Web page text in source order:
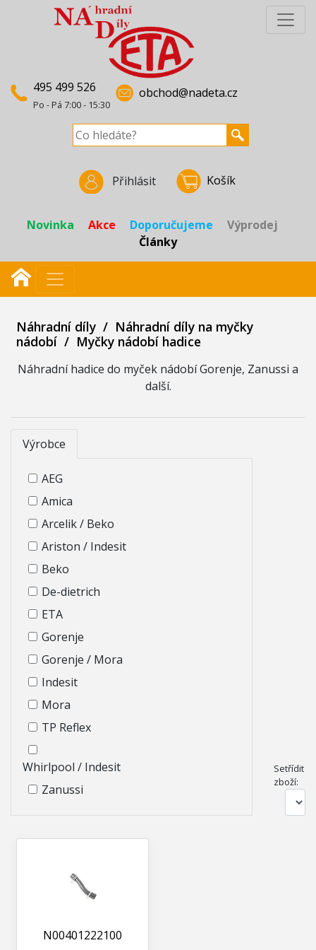
495 499 526
Po - Pá 7:00 - 15:30
obchod@nadeta.cz
Přihlásit Košík
Novinka Akce Doporučujeme
Výprodej
Články
Náhradní díly / Náhradní díly na myčky
nádobí / Myčky nádobí hadice
Náhradní hadice do myček nádobí Gorenje, Zanussi a
další.
Výrobce
AEG
Amica
Arcelik / Beko
Ariston / Indesit
Beko
De-dietrich
ETA
Gorenje
Gorenje / Mora
Indesit
Mora
TP Reflex
Whirlpool / Indesit
Zanussi
Setřídit
zboží:
N00401222100